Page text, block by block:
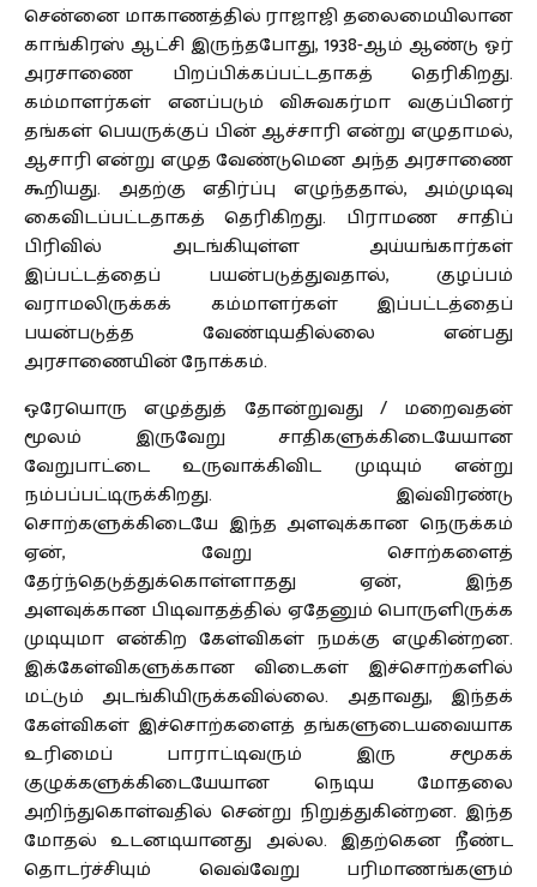
சென்னை மாகாணத்தில் ராஜாஜி தலைமையிலான
காங்கிரஸ் ஆட்சி இருந்தபோது, 1938-ஆம் ஆண்டு ஓர்
அரசாணை பிறப்பிக்கப்பட்டதாகத் தெரிகிறது.
கம்மாளர்கள் எனப்படும் விசுவகர்மா வகுப்பினர்
தங்கள் பெயருக்குப் பின் ஆச்சாரி என்று எழுதாமல்,
ஆசாரி என்று எழுத வேண்டுமென அந்த அரசாணை
கூறியது. அதற்கு எதிர்ப்பு எழுந்ததால், அம்முடிவு
கைவிடப்பட்டதாகத் தெரிகிறது. பிராமண சாதிப்
பிரிவில் அடங்கியுள்ள அய்யங்கார்கள்
இப்பட்டத்தைப் பயன்படுத்துவதால், குழப்பம்
வராமலிருக்கக் கம்மாளர்கள் இப்பட்டத்தைப்
பயன்படுத்த வேண்டியதில்லை என்பது
அரசாணையின் நோக்கம்.
ஒரேயொரு எழுத்துத் தோன்றுவது / மறைவதன்
மூலம் இருவேறு சாதிகளுக்கிடையேயான
வேறுபாட்டை உருவாக்கிவிட முடியும் என்று
நம்பப்பட்டிருக்கிறது. இவ்விரண்டு
சொற்களுக்கிடையே இந்த அளவுக்கான நெருக்கம்
ஏன், வேறு சொற்களைத்
தேர்ந்தெடுத்துக்கொள்ளாதது ஏன், இந்த
அளவுக்கான பிடிவாதத்தில் ஏதேனும் பொருளிருக்க
முடியுமா என்கிற கேள்விகள் நமக்கு எழுகின்றன.
இக்கேள்விகளுக்கான விடைகள் இச்சொற்களில்
மட்டும் அடங்கியிருக்கவில்லை. அதாவது, இந்தக்
கேள்விகள் இச்சொற்களைத் தங்களுடையவையாக
உரிமைப் பாராட்டிவரும் இரு சமூகக்
குழுக்களுக்கிடையேயான நெடிய மோதலை
அறிந்துகொள்வதில் சென்று நிறுத்துகின்றன. இந்த
மோதல் உடனடியானது அல்ல. இதற்கென நீண்ட
தொடர்ச்சியும் வெவ்வேறு பரிமாணங்களும்